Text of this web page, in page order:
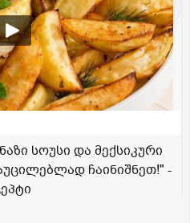
სოუსი და მექსიკური
ჩაინიშნეთ!" -